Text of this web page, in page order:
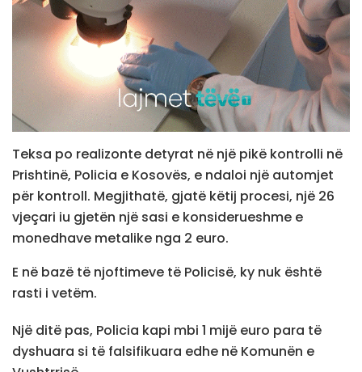
Teksa po realizonte detyrat në një pikë kontrolli në
Prishtinë, Policia e Kosovës, e ndaloi një automjet
për kontroll. Megjithatë, gjatë këtij procesi, një 26
vjeçari iu gjetën një sasi e konsiderueshme e
monedhave metalike nga 2 euro.
E në bazë të njoftimeve të Policisë, ky nuk është
rasti i vetëm.
Një ditë pas, Policia kapi mbi 1 mijë euro para të
dyshuara si të falsifikuara edhe në Komunën e